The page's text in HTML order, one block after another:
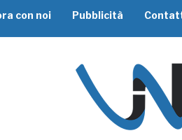
con noi Pubblicità